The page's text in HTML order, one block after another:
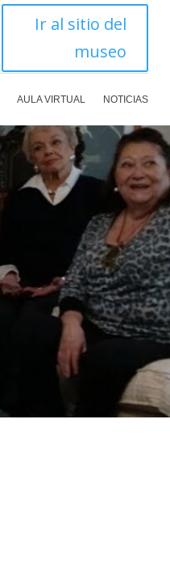
Ir al sitio del
museo
AULA VIRTUAL NOTICIAS